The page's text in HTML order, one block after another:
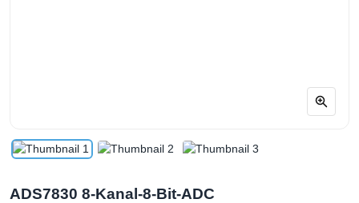
ADS7830 8-Kanal-8-Bit-ADC